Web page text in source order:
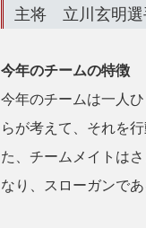
主将 立川玄明選
今年のチームの特徴
今年のチームは一人
らが考えて、それを
た、チームメイトは
なり、スローガンで